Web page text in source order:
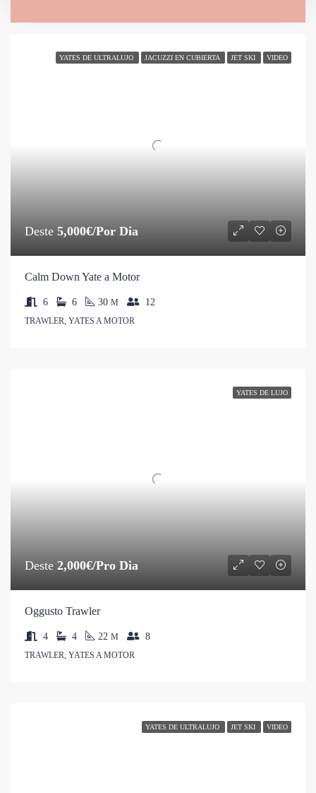
YATES DE ULTRALUJO JACUZZI EN CUBIERTA JET SKI VIDEO
Deste 5,000€/Por Dia
Calm Down Yate a Motor
6 6 30 M 12
TRAWLER, YATES A MOTOR
YATES DE LUJO
Deste 2,000€/Pro Dia
Oggusto Trawler
4 4 22 M 8
TRAWLER, YATES A MOTOR
YATES DE ULTRALUJO JET SKI VIDEO